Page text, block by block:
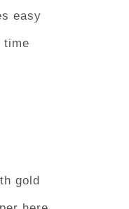
easy
time
gold